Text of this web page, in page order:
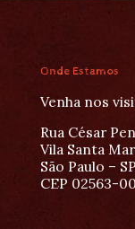
Onde Estamos
Venha nos
Rua César
Vila Santa
São Paulo – SP
CEP 02563-